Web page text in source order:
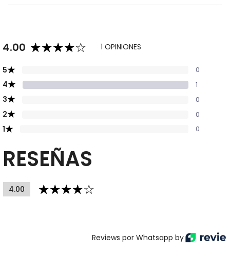
4.00 1 OPINIONES
5★ 0
4★ 1
3★ 0
2★ 0
1★ 0
RESEÑAS
4.00
Reviews por Whatsapp by